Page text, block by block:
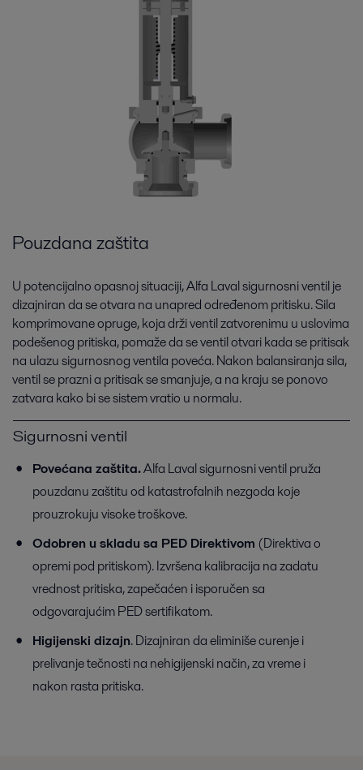
Pouzdana zaštita
U potencijalno opasnoj situaciji, Alfa Laval sigurnosni ventil je
dizajniran da se otvara na unapred određenom pritisku. Sila
komprimovane opruge, koja drži ventil zatvorenimu u uslovima
podešenog pritiska, pomaže da se ventil otvari kada se pritisak
na ulazu sigurnosnog ventila poveća. Nakon balansiranja sila,
ventil se prazni a pritisak se smanjuje, a na kraju se ponovo
zatvara kako bi se sistem vratio u normalu.
Sigurnosni ventil
Povećana zaštita.Alfa Laval sigurnosni ventil pruža
pouzdanu zaštitu od katastrofalnih nezgoda koje
prouzrokuju visoke troškove.
Odobren u skladu sa PED Direktivom (Direktiva o
opremi pod pritiskom). Izvršena kalibracija na zadatu
vrednost pritiska, zapečaćen i isporučen sa
odgovarajućim PED sertifikatom.
Higijenski dizajn. Dizajniran da eliminiše curenje i
prelivanje tečnosti na nehigijenski način, za vreme i
nakon rasta pritiska.